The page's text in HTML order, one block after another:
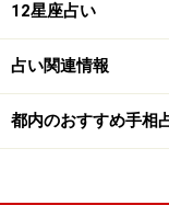
12星座占い
占い関連情報
都内のおすすめ手相